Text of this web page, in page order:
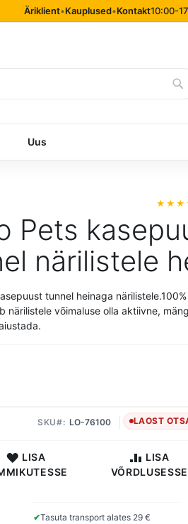
Äriklient•Kauplused•Kontakt10:00-
Uus
Pets
närilistele
tunnel heinaga
närilistele võimaluse olla aktiivne,
SKU LO-76100 LAOST
LISA
LISA
VÕRDLUSESSE
✔Tasuta transport alates 29 €